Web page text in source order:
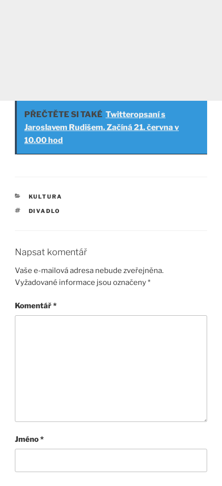
PŘEČTĚTE SI TAKÉ Twitteropsaní s
Jaroslavem Rudišem. Začíná 21. června v
10.00 hod
RUBRIKY
KULTURA
ŠTÍTKY
DIVADLO
Napsat komentář
Vaše e-mailová adresa nebude zveřejněna.
Vyžadované informace jsou označeny*
Komentář*
Jméno*